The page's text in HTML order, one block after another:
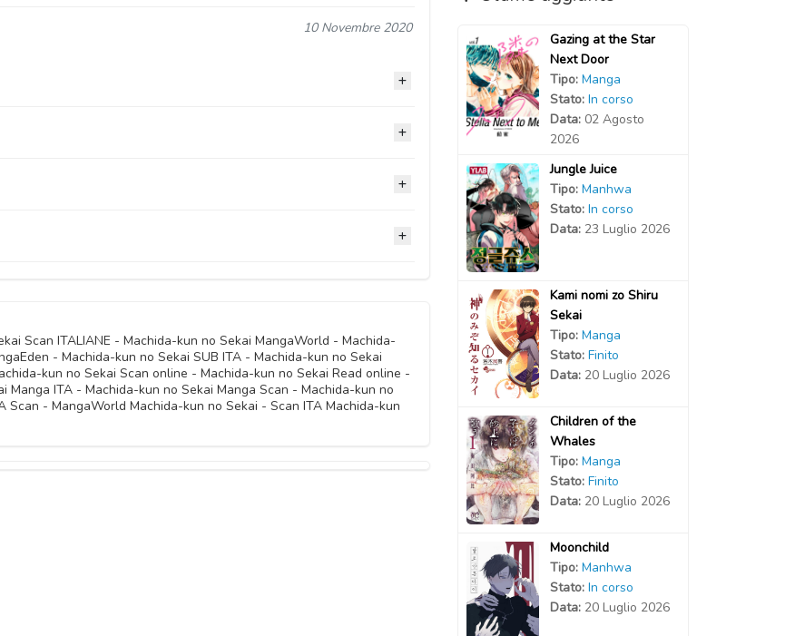
10 Novembre 2020
10 Novembre 2020
10 Novembre 2020
10 Novembre 2020
10 Novembre 2020
10 Novembre 2020
10 Novembre 2020
10 Novembre 2020
10 Novembre 2020
Scan ITALIANE - Machida-kun no Sekai MangaWorld - Machida-
- Machida-kun no Sekai SUB ITA - Machida-kun no Sekai
kun no Sekai Scan online - Machida-kun no Sekai Read online -
ITA - Machida-kun no Sekai Manga Scan - Machida-kun no
Scan - MangaWorld Machida-kun no Sekai - Scan ITA Machida-kun
Gazing at the Star
Next Door
Tipo: Manga
Stato: In corso
Data: 02 Agosto
2026
Jungle Juice
Tipo: Manhwa
Stato: In corso
Data: 23 Luglio 2026
Kami nomi zo Shiru
Sekai
Tipo: Manga
Stato: Finito
Data: 20 Luglio 2026
Children of the
Whales
Tipo: Manga
Stato: Finito
Data: 20 Luglio 2026
Moonchild
Tipo: Manhwa
Stato: In corso
Data: 20 Luglio 2026